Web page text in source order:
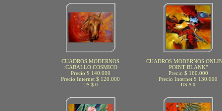
CUADROS MODERNOS
:CABALLO COSMICO
Precio $ 140.000
Precio Internet $ 120.000
US $ 0
CUADROS MODERNOS
POINT BLANK"
Precio $ 160.000
Precio Internet $ 130.000
US $ 0